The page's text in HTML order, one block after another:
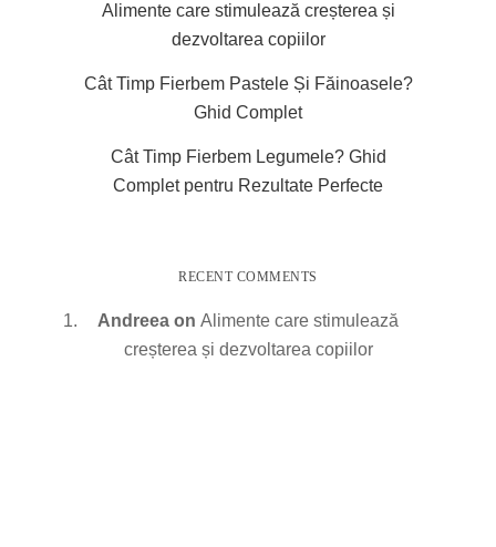
Alimente care stimulează creșterea și
dezvoltarea copiilor
Cât Timp Fierbem Pastele Și Făinoasele?
Ghid Complet
Cât Timp Fierbem Legumele? Ghid
Complet pentru Rezultate Perfecte
RECENT COMMENTS
Andreea on Alimente care stimulează
creșterea și dezvoltarea copiilor